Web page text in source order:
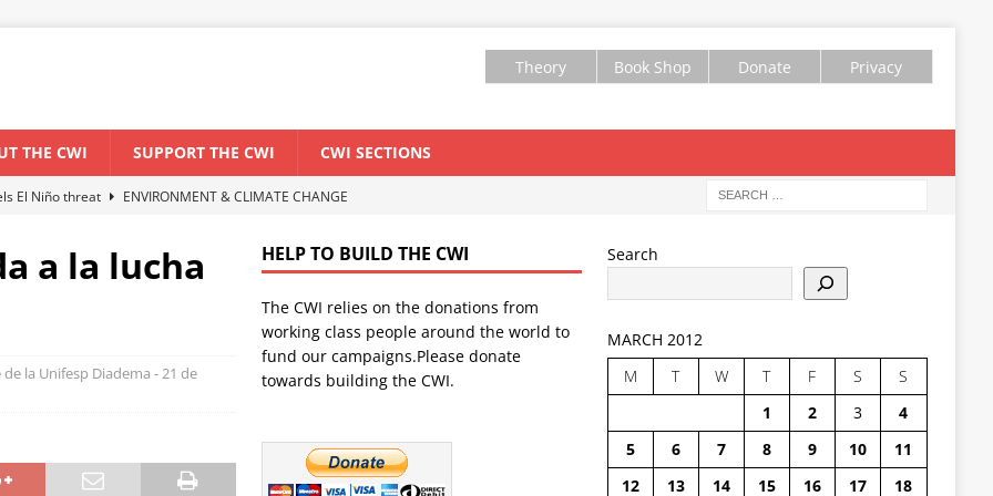
Theory Book Shop Donate Privacy
THE CWI SUPPORT THE CWI CWI SECTIONS
El Niño threat
ENVIRONMENT & CLIMATE CHANGE
forum for Marxist discussion and debate
CWI SUMMER SCHOOL
a la lucha
la Unifesp Diadema - 21 de
HELP TO BUILD THE CWI
The CWI relies on the donations from
working class people around the world to
fund our campaigns.Please donate
towards building the CWI.
Search
MARCH 2012
M
T W T F S
S
1
2 3
4
5
6 7 8 9 10
11
12
13 14 15 16 17
18